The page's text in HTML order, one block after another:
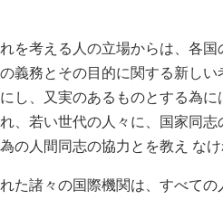
を考える人の立場からは、各国
義務とその目的に関する新し
し、又実のあるものとする為
、若い世代の人々に、国家同
の人間同志の協力とを教え なけ
た諸々の国際機関は、すべての